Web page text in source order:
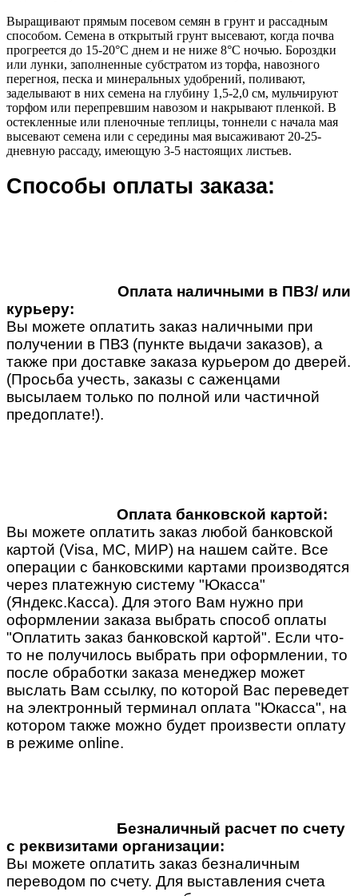
Выращивают прямым посевом семян в грунт и рассадным
способом. Семена в открытый грунт высевают, когда почва
прогреется до 15-20°С днем и не ниже 8°С ночью. Бороздки
или лунки, заполненные субстратом из торфа, навозного
перегноя, песка и минеральных удобрений, поливают,
заделывают в них семена на глубину 1,5-2,0 см, мульчируют
торфом или перепревшим навозом и накрывают пленкой. В
остекленные или пленочные теплицы, тоннели с начала мая
высевают семена или с середины мая высаживают 20-25-
дневную рассаду, имеющую 3-5 настоящих листьев.
Способы оплаты заказа:
Оплата наличными в ПВЗ/ или
курьеру:
Вы можете оплатить заказ наличными при
получении в ПВЗ (пункте выдачи заказов), а
также при доставке заказа курьером до дверей.
(Просьба учесть, заказы с саженцами
высылаем только по полной или частичной
предоплате!).
Оплата банковской картой:
Вы можете оплатить заказ любой банковской
картой (Visa, MC, МИР) на нашем сайте. Все
операции с банковскими картами производятся
через платежную систему "Юкасса"
(Яндекс.Касса). Для этого Вам нужно при
оформлении заказа выбрать способ оплаты
"Оплатить заказ банковской картой". Если что-
то не получилось выбрать при оформлении, то
после обработки заказа менеджер может
выслать Вам ссылку, по которой Вас переведет
на электронный терминал оплата "Юкасса", на
котором также можно будет произвести оплату
в режиме online.
Безналичный расчет по счету
с реквизитами организации:
Вы можете оплатить заказ безналичным
переводом по счету. Для выставления счета